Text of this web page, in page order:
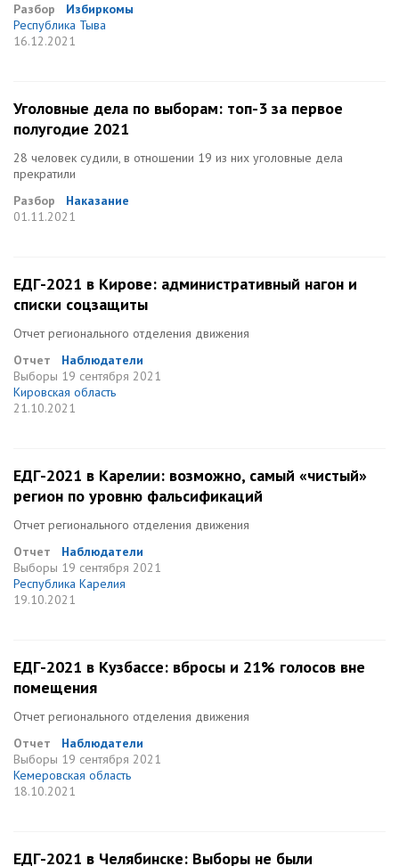
Разбор
Избиркомы
Республика Тыва
16.12.2021
Уголовные дела по выборам: топ-3 за первое
полугодие 2021
28 человек судили, в отношении 19 из них уголовные дела
прекратили
Разбор
Наказание
01.11.2021
ЕДГ-2021 в Кирове: административный нагон и
списки соцзащиты
Отчет регионального отделения движения
Отчет
Наблюдатели
Выборы 19 сентября 2021
Кировская область
21.10.2021
ЕДГ-2021 в Карелии: возможно, самый «чистый»
регион по уровню фальсификаций
Отчет регионального отделения движения
Отчет
Наблюдатели
Выборы 19 сентября 2021
Республика Карелия
19.10.2021
ЕДГ-2021 в Кузбассе: вбросы и 21% голосов вне
помещения
Отчет регионального отделения движения
Отчет
Наблюдатели
Выборы 19 сентября 2021
Кемеровская область
18.10.2021
ЕДГ-2021 в Челябинске: Выборы не были